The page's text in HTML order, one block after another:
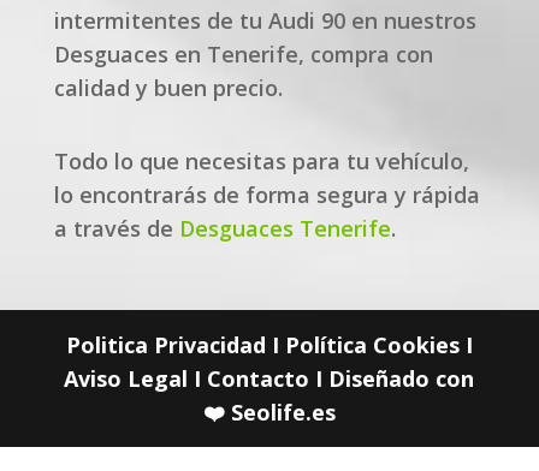
intermitentes de tu Audi 90 en nuestros
Desguaces en Tenerife, compra con
calidad y buen precio.
Todo lo que necesitas para tu vehículo,
lo encontrarás de forma segura y rápida
a través de Desguaces Tenerife.
Politica Privacidad I Política CookiesI
Aviso Legal I Contacto I Diseñado con
❤️ Seolife.es